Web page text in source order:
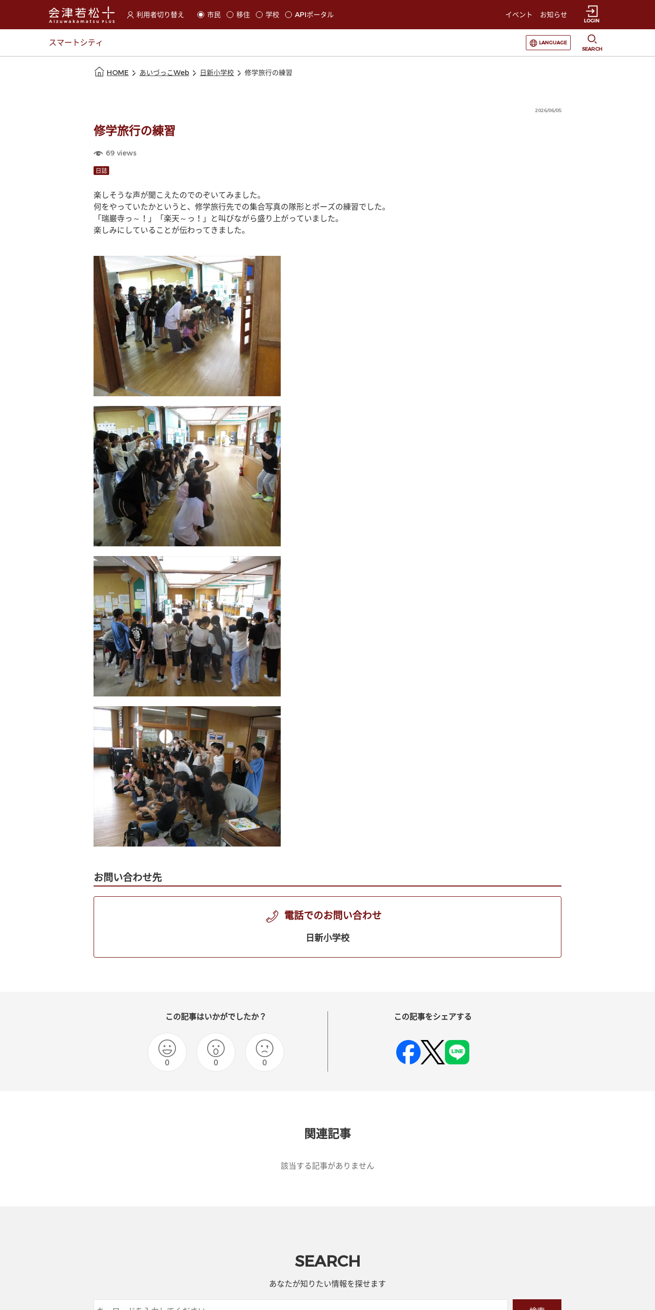
利用者切り替え
選択すると利用者の切替が発生します
市民 移住 学校 APIポータル イベント お知らせ
LOGIN
スマートシティ
選択すると言語の切替が発生します
LANGUAGE
SEARCH
HOME あいづっこWeb 日新小学校 修学旅行の練習
2026/06/05
修学旅行の練習
69 views
日誌
楽しそうな声が聞こえたのでのぞいてみました。
何をやっていたかというと、修学旅行先での集合写真の隊形とポーズの練習でした。
「瑞巌寺っ～！」「楽天～っ！」と叫びながら盛り上がっていました。
楽しみにしていることが伝わってきました。
お問い合わせ先
電話でのお問い合わせ
日新小学校
この記事はいかがでしたか？
0 0 0
この記事をシェアする
関連記事
該当する記事がありません
SEARCH
あなたが知りたい情報を探せます